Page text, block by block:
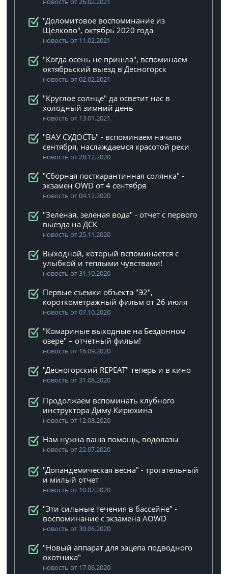
"Доломитовое воспоминание из
Щелково", октябрь 2020 года
новость от 11.02.2021
"Когда осень не пришла", вспоминаем
октябрьский выезд в Десногорск
новость от 02.02.2021
"Круглое солнце" да осветит нас в
холодный зимний день
новость от 13.01.2021
"ВАУ СУДОСТЬ" - вспоминаем начало
сентября, наслаждаемся красотой реки
новость от 28.12.2020
"Сборная посткарантинная солянка" -
экзамен OWD от 4 сентября
новость от 04.12.2020
"Зеленая, зеленая вода" - отчет с первого
выезда на ДСК
новость от 25.11.2020
Выходной, который вспоминается с
улыбкой и теплыми чувствами!
новость от 31.10.2020
Первые съемки объекта "Э2",
короткометражный фильм от 26 июля
новость от 07.10.2020
"Комариные выходные на Бездонном
озере" – отчетный фильм!
новость от 16.09.2020
"Десногорский REPEAT" теперь и в кино
новость от 31.08.2020
Продолжаем вспоминать клубного
инструктора Диму Кирюхина
новость от 12.08.2020
Нам нужна ваша помощь, водолазы
новость от 22.07.2020
"Допандемическая весна" - трогательный
и милый отчет
новость от 10.07.2020
"Эти сильные течения в бассейне" -
воспоминание с экзамена AOWD
новость от 30.06.2020
"Новый аппарат для зацепа подводного
охотника"
новость от 17.06.2020